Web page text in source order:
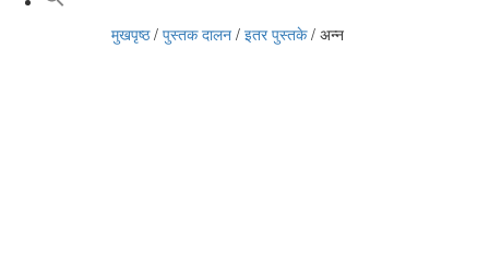
मुखपृष्ठ/ पुस्तक दालन / इतर पुस्तके/ अन्न